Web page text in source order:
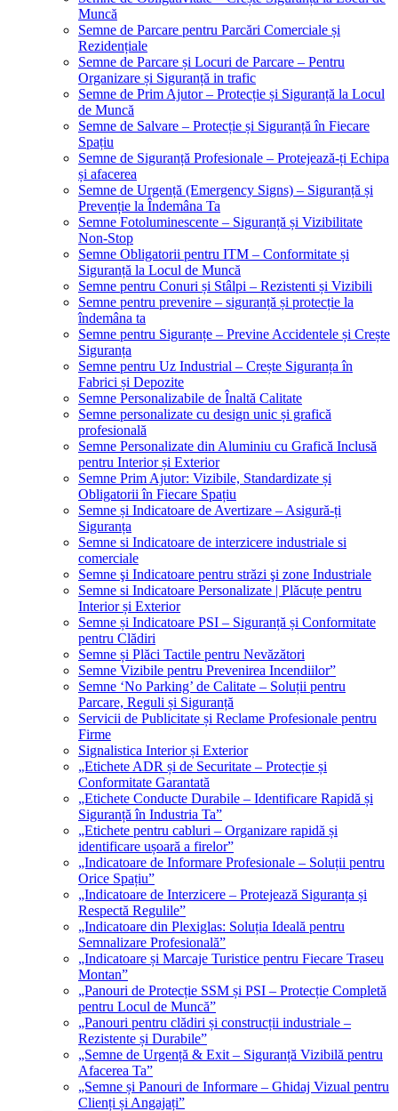
Muncă
Semne de Parcare pentru Parcări Comerciale și
Rezidențiale
Semne de Parcare și Locuri de Parcare – Pentru
Organizare și Siguranță in trafic
Semne de Prim Ajutor – Protecție și Siguranță la Locul
de Muncă
Semne de Salvare – Protecție și Siguranță în Fiecare
Spațiu
Semne de Siguranță Profesionale – Protejează-ți Echipa
și afacerea
Semne de Urgență (Emergency Signs) – Siguranță și
Prevenție la Îndemâna Ta
Semne Fotoluminescente – Siguranță și Vizibilitate
Non-Stop
Semne Obligatorii pentru ITM – Conformitate și
Siguranță la Locul de Muncă
Semne pentru Conuri și Stâlpi – Rezistenti și Vizibili
Semne pentru prevenire – siguranță și protecție la
îndemâna ta
Semne pentru Siguranțe – Previne Accidentele și Crește
Siguranța
Semne pentru Uz Industrial – Crește Siguranța în
Fabrici și Depozite
Semne Personalizabile de Înaltă Calitate
Semne personalizate cu design unic și grafică
profesională
Semne Personalizate din Aluminiu cu Grafică Inclusă
pentru Interior și Exterior
Semne Prim Ajutor: Vizibile, Standardizate și
Obligatorii în Fiecare Spațiu
Semne și Indicatoare de Avertizare – Asigură-ți
Siguranța
Semne si Indicatoare de interzicere industriale si
comerciale
Semne şi Indicatoare pentru străzi şi zone Industriale
Semne si Indicatoare Personalizate | Plăcuțe pentru
Interior și Exterior
Semne și Indicatoare PSI – Siguranță și Conformitate
pentru Clădiri
Semne și Plăci Tactile pentru Nevăzători
Semne Vizibile pentru Prevenirea Incendiilor”
Semne ‘No Parking’ de Calitate – Soluții pentru
Parcare, Reguli și Siguranță
Servicii de Publicitate și Reclame Profesionale pentru
Firme
Signalistica Interior și Exterior
„Etichete ADR și de Securitate – Protecție și
Conformitate Garantată
„Etichete Conducte Durabile – Identificare Rapidă și
Siguranță în Industria Ta”
„Etichete pentru cabluri – Organizare rapidă și
identificare ușoară a firelor”
„Indicatoare de Informare Profesionale – Soluții pentru
Orice Spațiu”
„Indicatoare de Interzicere – Protejează Siguranța și
Respectă Regulile”
„Indicatoare din Plexiglas: Soluția Ideală pentru
Semnalizare Profesională”
„Indicatoare și Marcaje Turistice pentru Fiecare Traseu
Montan”
„Panouri de Protecție SSM și PSI – Protecție Completă
pentru Locul de Muncă”
„Panouri pentru clădiri și construcții industriale –
Rezistente și Durabile”
„Semne de Urgență & Exit – Siguranță Vizibilă pentru
Afacerea Ta”
„Semne și Panouri de Informare – Ghidaj Vizual pentru
Clienți și Angajați”